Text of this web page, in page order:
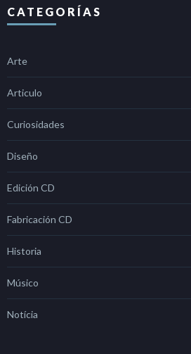
CATEGORÍAS
Arte
Articulo
Curiosidades
Diseño
Edición CD
Fabricación CD
Historia
Músico
Notícia